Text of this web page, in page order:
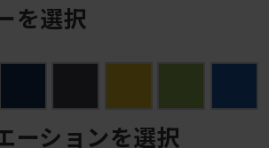
を選択
ーションを選択